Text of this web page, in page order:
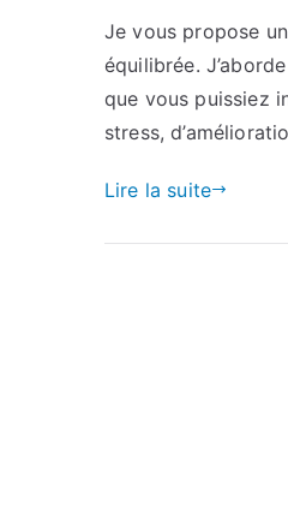
Je vous propose
équilibrée.
que vous puissiez
stress,
Lire la suite